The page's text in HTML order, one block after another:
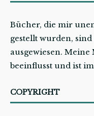
Bücher, die mir
gestellt wurden,
ausgewiesen.
beeinflusst und ist
COPYRIGHT